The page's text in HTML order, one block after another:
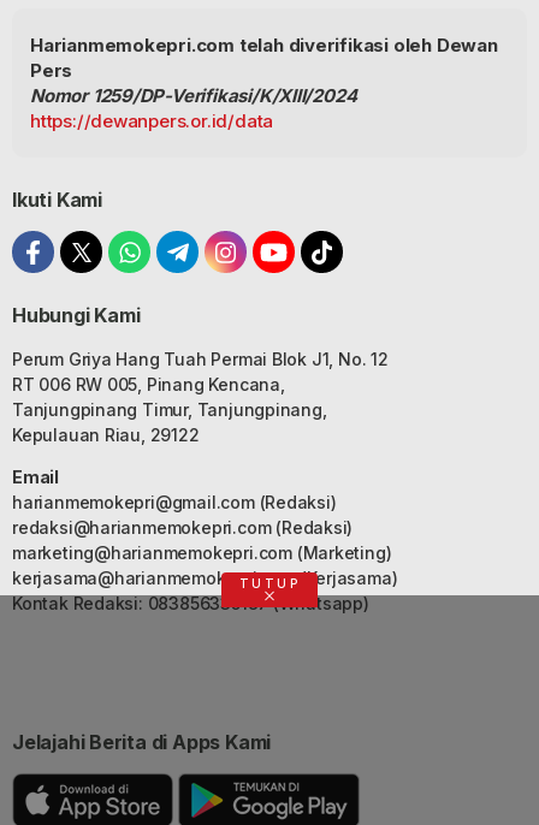
Harianmemokepri.com telah diverifikasi oleh Dewan
Pers
Nomor 1259/DP-Verifikasi/K/XIII/2024
https://dewanpers.or.id/data
Ikuti Kami
Hubungi Kami
Perum Griya Hang Tuah Permai Blok J1, No. 12
RT 006 RW 005, Pinang Kencana,
Tanjungpinang Timur, Tanjungpinang,
Kepulauan Riau, 29122
Email
harianmemokepri@gmail.com(Redaksi)
redaksi@harianmemokepri.com(Redaksi)
marketing@harianmemokepri.com(Marketing)
kerjasama@harianmemokepri.com(Kerjasama)
Kontak Redaksi: 083856335187 (Whatsapp)
Jelajahi Berita di Apps Kami
TUTUP